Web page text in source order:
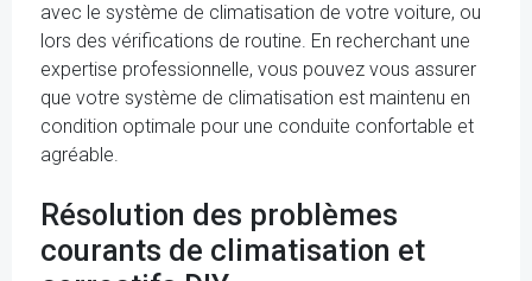
avec le système de climatisation de votre voiture, ou
lors des vérifications de routine. En recherchant une
expertise professionnelle, vous pouvez vous assurer
que votre système de climatisation est maintenu en
condition optimale pour une conduite confortable et
agréable.
Résolution des problèmes
courants de climatisation et